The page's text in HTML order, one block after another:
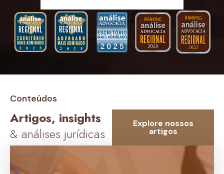
Conteúdos
Artigos, insights
& análises jurídicas
Explore nossos
artigos